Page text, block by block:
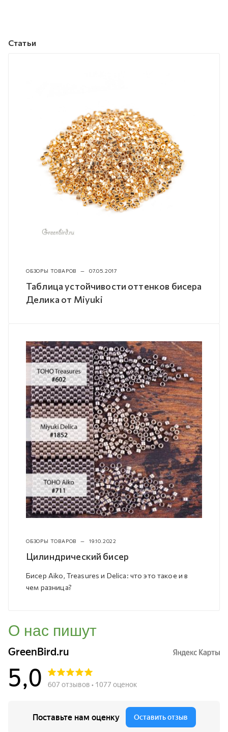
Статьи
ОБЗОРЫ ТОВАРОВ — 07.05.2017
Таблица устойчивости оттенков бисера
Делика от Miyuki
ОБЗОРЫ ТОВАРОВ — 19.10.2022
Цилиндрический бисер
Бисер Aiko, Treasures и Delica: что это такое и в
чем разница?
О нас пишут